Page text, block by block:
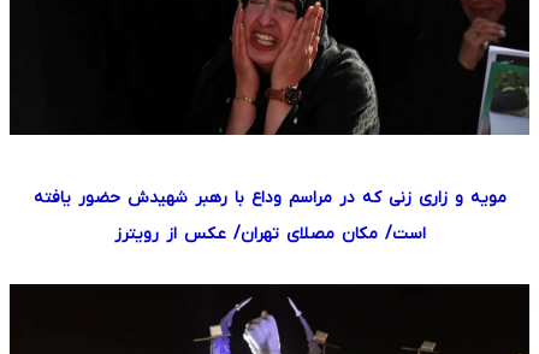
مویه و زاری زنی که در مراسم وداع با رهبر شهیدش حضور یافته
است/ مکان مصلای تهران/ عکس از رویترز